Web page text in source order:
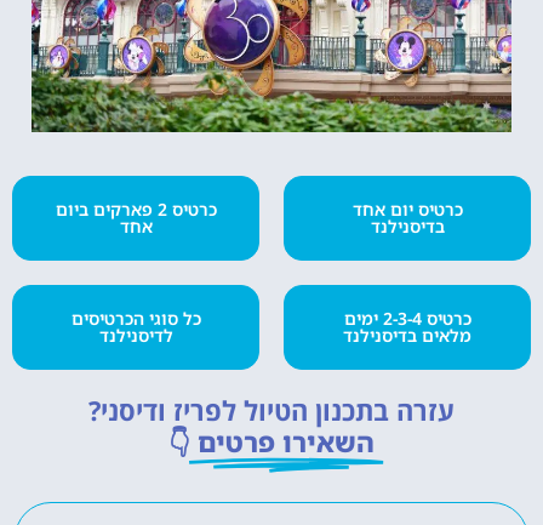
כרטיס יום אחד
בדיסנילנד
כרטיס 2-3-4 ימים
מלאים בדיסנילנד
כרטיס 2 פארקים ביום
אחד
כל סוגי הכרטיסים
לדיסנילנד
עזרה בתכנון הטיול לפריז ודיסני?
השאירו פרטים 👇